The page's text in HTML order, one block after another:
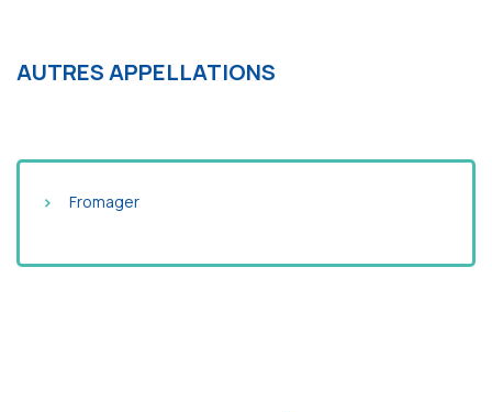
AUTRES APPELLATIONS
Fromager